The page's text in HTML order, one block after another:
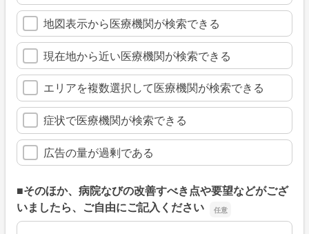
地図表示から医療機関が検索できる
現在地から近い医療機関が検索できる
エリアを複数選択して医療機関が検索できる
症状で医療機関が検索できる
広告の量が過剰である
■そのほか、病院なびの改善すべき点や要望などがござ
いましたら、ご自由にご記入ください
■そのほか、病院なびの改善すべき点や要望などがござい